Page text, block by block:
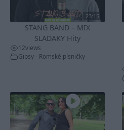
23:15
STANG BAND – MIX
SLADAKY Hity
12views
Gipsy - Romské písničky